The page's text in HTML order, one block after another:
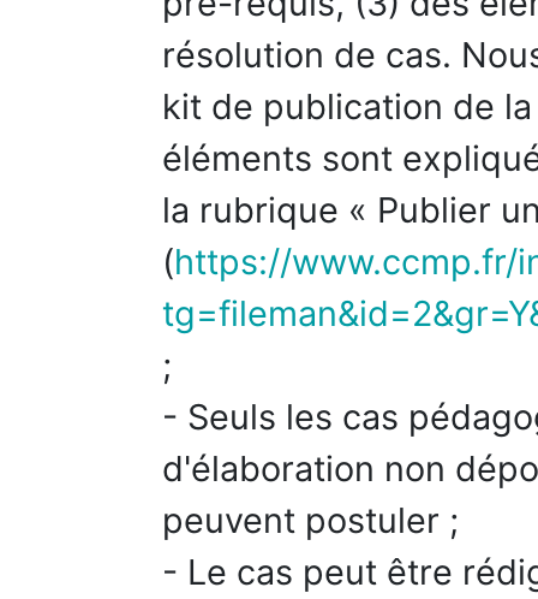
résolution de cas.
kit de publication de
éléments sont
la rubrique « Publier
(https://www.ccmp.fr/
;
- Seuls les cas
d'élaboration non
peuvent postuler ;
- Le cas peut être